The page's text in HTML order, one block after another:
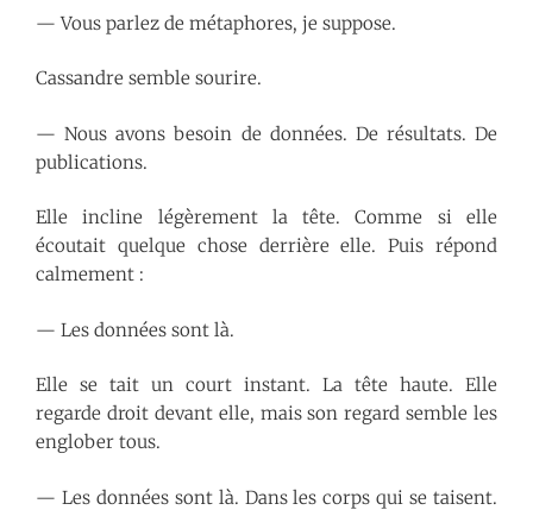
— Vous parlez de métaphores, je suppose.
Cassandre semble sourire.
— Nous avons besoin de données. De résultats. De
publications.
Elle incline légèrement la tête. Comme si elle
écoutait quelque chose derrière elle. Puis répond
calmement :
— Les données sont là.
Elle se tait un court instant. La tête haute. Elle
regarde droit devant elle, mais son regard semble les
englober tous.
— Les données sont là. Dans les corps qui se taisent.